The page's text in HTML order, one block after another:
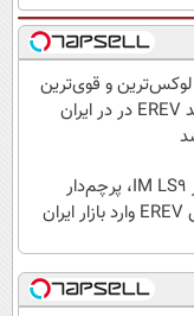
لوکس‌ترین و قوی‌ترین
شاسی بلند EREV در در ایران
رونمایی از IM LS9، پرچم‌دار
فوق‌لوکس EREV وارد بازار ایران